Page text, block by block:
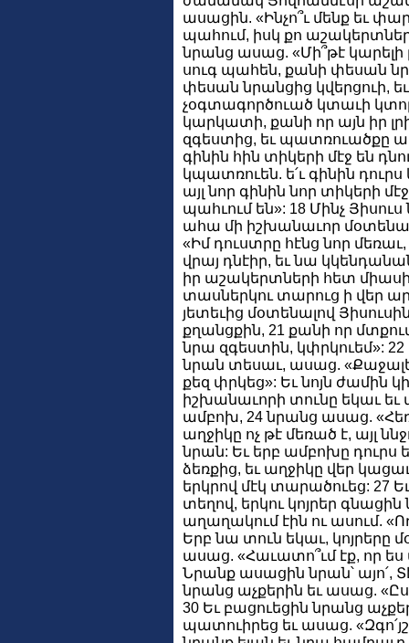
ասացին. «Ինչո՞ւ մենք եւ
պահում, իսկ քո
նրանց ասաց. «Մի՞թէ
սուգ պահեն, քանի փեսան
փեսան նրանցից կվերցուի,
չօգտագործուած կտաւի
կարկատի, քանի որ այն իր
զգեստից, եւ պատռուածքը
գինին հին տիկերի մէջ են
կպատռուեն. ե՛ւ գինին
այլ նոր գինին նոր տիկերի մէջ
պահւում են»: 18 Մինչ
ահա մի իշխանաւոր
«Իմ դուստրը հէնց նոր
վրայ դնէիր, եւ նա
իր աշակերտների հետ
տասներկու տարուց ի վեր
յետեւից մօտենալով
քղանցքին, 21 քանի որ
նրա զգեստին, կփրկուեմ»: 22
նրան տեսաւ, ասաց.
քեզ փրկեց»: Եւ նոյն ժամին
իշխանաւորի տունը եկաւ
ամբոխ, 24 նրանց ասաց.
աղջիկը ոչ թէ մեռած է, այլ
նրան: Եւ երբ ամբոխը դուրս
ձեռքից, եւ աղջիկը վեր
երկրով մէկ տարածուեց: 27
տեղով, երկու կոյրեր
աղաղակում էին ու ասում.
Երբ նա տուն եկաւ, կոյրերը
ասաց. «Հաւատո՞ւմ էք, որ ես
Նրանք ասացին նրան՝ այո՛,
նրանց աչքերին եւ ասաց.
30 Եւ բացուեցին նրանց
պատուիրեց եւ ասաց.